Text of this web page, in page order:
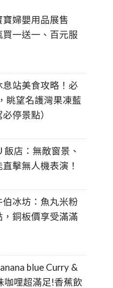
寶婦嬰用品展售
一送一、百元服
息站美食攻略！必
眺望名護灣果凍藍
停景點）
飯店：無敵窗景、
擊無人機表演！
伯冰坊：魚丸米粉
銅板價享受滿滿
blue Curry &
咖哩超滿足!香蕉飲